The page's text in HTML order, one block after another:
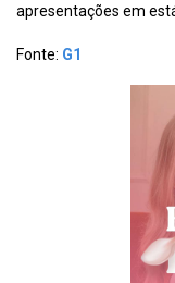
apresentações em
Fonte: G1